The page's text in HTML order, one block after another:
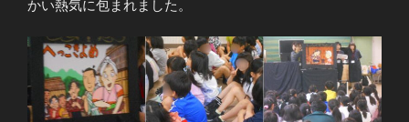
かい熱気に包まれました。